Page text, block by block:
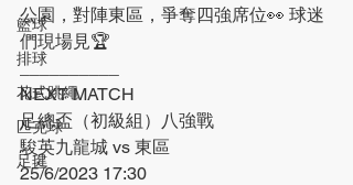
籃球
排球
花式跳繩
匹克球
足毽
公園，對陣東區，爭奪四強席位👀 球迷
們現場見🏆
__________
NEXT MATCH
足總盃（初級組）八強戰
駿英九龍城 vs 東區
25/6/2023 17:30